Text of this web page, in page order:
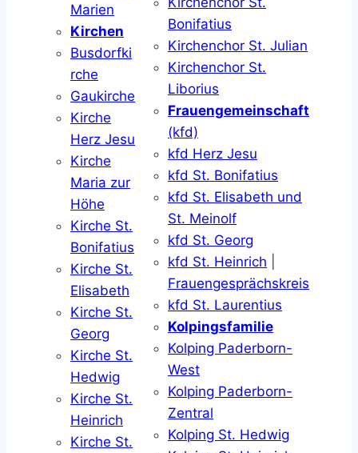
Marien
Kirchen
Busdorfki
rche
Gaukirche
Kirche
Herz Jesu
Kirche
Maria zur
Höhe
Kirche St.
Bonifatius
Kirche St.
Elisabeth
Kirche St.
Georg
Kirche St.
Hedwig
Kirche St.
Heinrich
Kirche St.
Bonifatius
Kirchenchor St. Julian
Kirchenchor St.
Liborius
Frauengemeinschaft
(kfd)
kfd Herz Jesu
kfd St. Bonifatius
kfd St. Elisabeth und
St. Meinolf
kfd St. Georg
kfd St. Heinrich
Frauengesprächskreis
kfd St. Laurentius
Kolpingsfamilie
Kolping Paderborn-
West
Kolping Paderborn-
Zentral
Kolping St. Hedwig